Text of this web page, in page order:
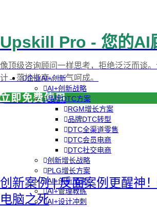
企业AI+创新
AI+创新战略
品牌DTC方案
RGM增长方案
品牌DTC转型
DTC全渠道零售
DTC会员电商
DTC社交电商
创新增长战略
PLG增长方案
AI+创新加速
AI+管理教练
AI+设计冲刺
Upskill Pro - 您的AI
像顶级咨询顾问一样思考，拒绝泛泛而谈
计→落地指南，一气呵成。
立即免费使用
创新案例 | 反面案例更醒神
电脑之死